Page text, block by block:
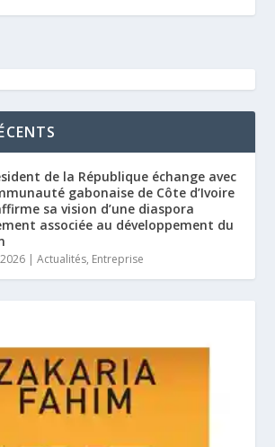
de la République échange avec
gabonaise de Côte d’Ivoire
sa vision d’une diaspora
associée au développement du
|Actualités, Entreprise